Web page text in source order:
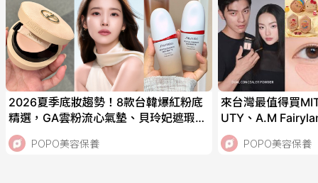
2026夏季底妝趨勢！8款台韓爆紅粉底
精選，GA雲粉流心氣墊、貝玲妃遮瑕精
華棒、資生堂霧光粉底，IU、太妍私下
偷偷愛用！
POPO美容保養
來台灣最值得買
UTY、A.M
推AKIMIA微電流
POPO美容保養